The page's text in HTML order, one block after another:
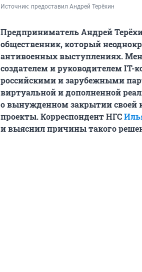
Источник: предоставил Андрей Терёхин
Предприниматель Андрей
общественник, который
антивоенных выступлениях.
создателем и руководителем IT-
российскими и зарубежными
виртуальной и дополненной
о вынужденном закрытии своей
проекты. Корреспондент НГС
и выяснил причины такого